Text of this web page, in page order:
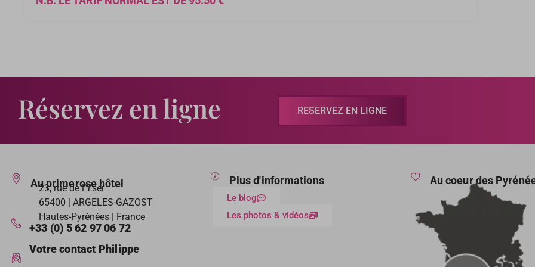
Réservez en ligne RESERVEZ EN LIGNE
Au primerose hôtel
23, rue de l’Yser
65400 | ARGELES-GAZOST
Hautes-Pyrénées | France
+33 (0) 5 62 97 06 72
Votre contact Philippe
Plus d'informations
Le blog
Les photos & vidéos
Au coeur des